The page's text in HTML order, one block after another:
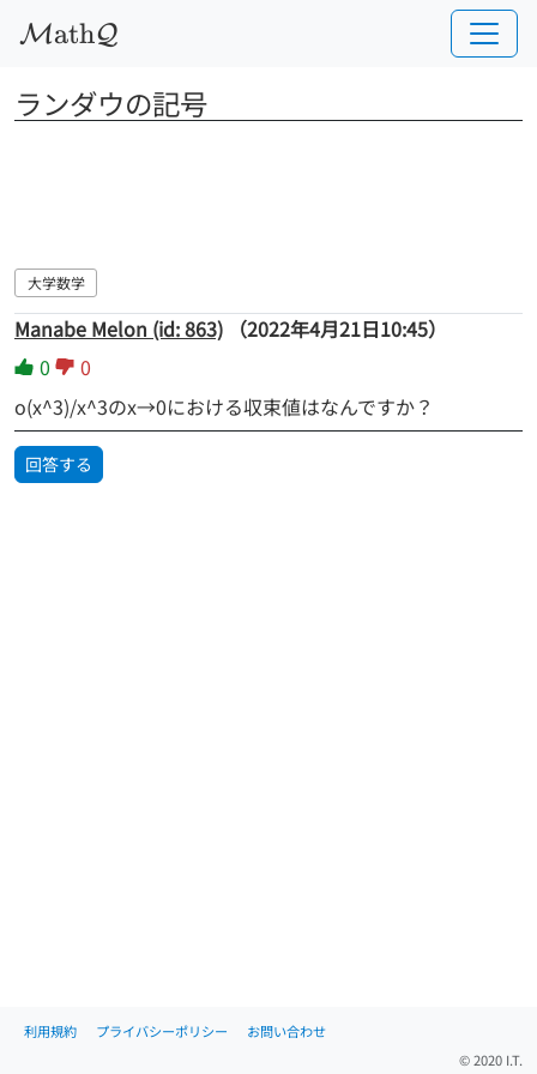
MathQ
ランダウの記号
大学数学
Manabe Melon (id: 863)
（2022年4月21日10:45）
0
0
o(x^3)/x^3のx→0における収束値はなんですか？
回答する
利用規約 プライバシーポリシー
お問い合わせ
© 2020 I.T.